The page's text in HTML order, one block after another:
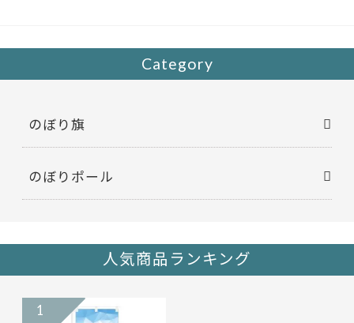
Category
のぼり旗
のぼりポール
人気商品ランキング
1